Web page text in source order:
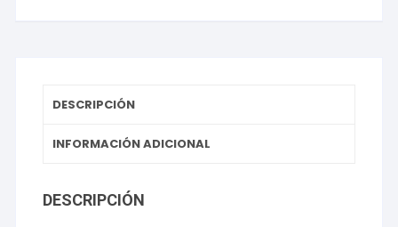
NUTS
DESCRIPCIÓN
INFORMACIÓN ADICIONAL
DESCRIPCIÓN